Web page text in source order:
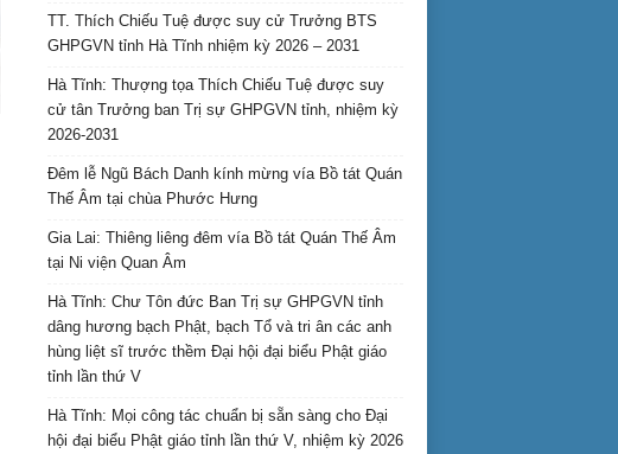
TT. Thích Chiếu Tuệ được suy cử Trưởng BTS
GHPGVN tỉnh Hà Tĩnh nhiệm kỳ 2026 – 2031
Hà Tĩnh: Thượng tọa Thích Chiếu Tuệ được suy
cử tân Trưởng ban Trị sự GHPGVN tỉnh, nhiệm kỳ
2026-2031
Đêm lễ Ngũ Bách Danh kính mừng vía Bồ tát Quán
Thế Âm tại chùa Phước Hưng
Gia Lai: Thiêng liêng đêm vía Bồ tát Quán Thế Âm
tại Ni viện Quan Âm
Hà Tĩnh: Chư Tôn đức Ban Trị sự GHPGVN tỉnh
dâng hương bạch Phật, bạch Tổ và tri ân các anh
hùng liệt sĩ trước thềm Đại hội đại biểu Phật giáo
tỉnh lần thứ V
Hà Tĩnh: Mọi công tác chuẩn bị sẵn sàng cho Đại
hội đại biểu Phật giáo tỉnh lần thứ V, nhiệm kỳ 2026